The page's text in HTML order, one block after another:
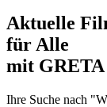
Aktuelle
für Alle
mit GRETA
Ihre Suche nach